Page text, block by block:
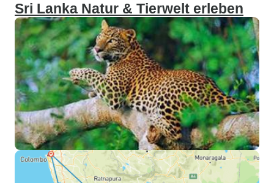
Sri Lanka Natur & Tierwelt erleben